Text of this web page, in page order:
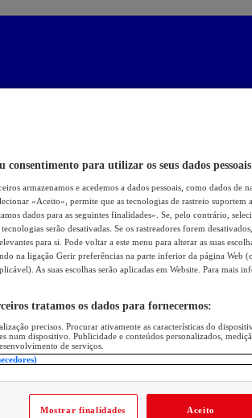
consentimento para utilizar os seus dados
armazenamos e acedemos a dados pessoais, como dados de
«Aceito», permite que as tecnologias de rastreio suportem
dados para as seguintes finalidades». Se, pelo contrário,
serão desativadas. Se os rastreadores forem
para si. Pode voltar a este menu para alterar as suas
na ligação Gerir preferências na parte inferior da página Web
As suas escolhas serão aplicadas em Website. Para mais
tratamos os dados para fornecermos:
precisos. Procurar ativamente as características do
num dispositivo. Publicidade e conteúdos personalizados,
de serviços.
Mostrar finalidades Aceito